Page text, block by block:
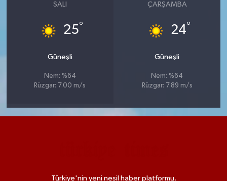
SALI
25°
Güneşli
Nem: %64
Rüzgar: 7.00 m/s
ÇARŞAMBA
24°
Güneşli
Nem: %64
Rüzgar: 7.89 m/s
Türkiye'nin yeni nesil haber platformu.